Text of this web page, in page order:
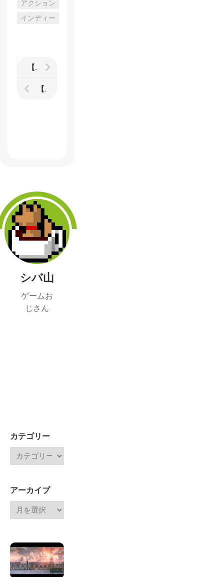
アクション
インディー
【朧村正】DLC第2弾「大根義民一揆」 2つ目の結末まで到達したので感想など（※ややネタバレ含む）
【朧村正】DLC第2弾「大根義民一揆」レビュー 3人でやるのが現代版の「いっき」
シバ山
ゲームお
じさん
カテゴリー
アーカイブ